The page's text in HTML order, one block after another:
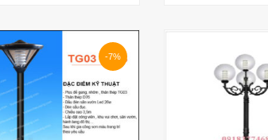
-7%